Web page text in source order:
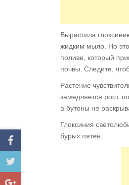
Вырастила
жидким мыло. Но
поливе, кото­рый
по­чвы. Следите,
Растение
замедляется рост,
а бу­тоны не
Глоксиния
бурых пятен.